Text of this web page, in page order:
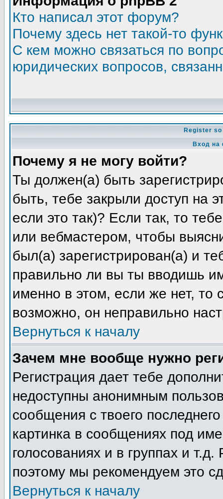
Кто написал этот форум?
Почему здесь нет такой-то
С кем можно связаться по
юридических вопросов,
Register
Вход на
Почему я не могу войти?
Ты должен(а) быть
быть, тебе закрыли доступ на
если это так)? Если так, то
или вебмастером, чтобы
был(а) зарегистрирован(а) и
правильно ли вы ты вводишь
именно в этом, если же нет, то
возможно, он неправильно
Вернуться к началу
Зачем мне вообще нужно
Регистрация дает тебе
недоступны анонимным
сообщения с твоего
картинка в сообщениях под
голосованиях и в группах и
поэтому мы рекомендуем это
Вернуться к началу